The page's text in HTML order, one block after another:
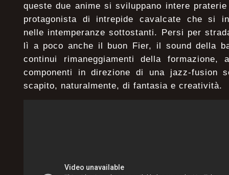
queste due anime si sviluppano intere
protagonista di intrepide cavalcate che si
nelle intemperanze sottostanti. Persi per
lì a poco anche il buon Fier, il sound della
continui rimaneggiamenti della formazione,
componenti in direzione di una jazz-fusion
scapito, naturalmente, di fantasia e creatività.